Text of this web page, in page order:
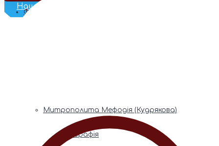
Наш Телеграм
Фонди пам’яті
Митрополита Мефодія (Кудрякова)
Біографія